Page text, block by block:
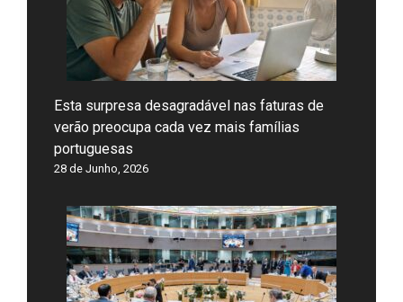
Esta surpresa desagradável nas faturas de
verão preocupa cada vez mais famílias
portuguesas
28 de Junho, 2026